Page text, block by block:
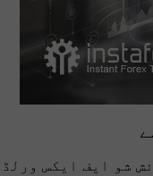
شو ایف ایکس